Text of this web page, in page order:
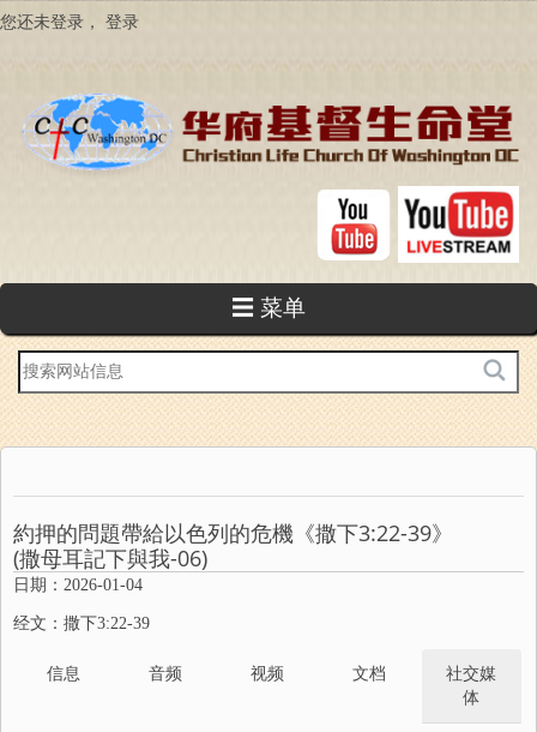
跳
您还未登录， 登录
☰ 菜单
站
内
搜
索
約押的問題帶給以色列的危機《撒下3:22-39》
(撒母耳記下與我-06)
日期：2026-01-04
经文：撒下3:22-39
信息 音频 视频 文档
社交媒
体